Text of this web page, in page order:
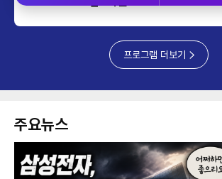
프로그램 더보기
주요뉴스